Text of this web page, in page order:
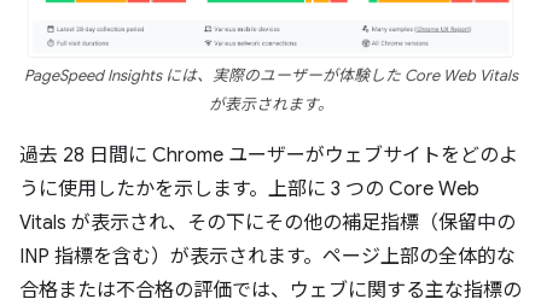
PageSpeed Insights には、実際のユーザーが体験した Core Web Vitals
が表示されます。
過去 28 日間に Chrome ユーザーがウェブサイトをどのよ
うに使用したかを示します。上部に 3 つの Core Web
Vitals が表示され、その下にその他の補足指標（保留中の
INP 指標を含む）が表示されます。ページ上部の全体的な
合格または不合格の評価では、ウェブに関する主な指標の